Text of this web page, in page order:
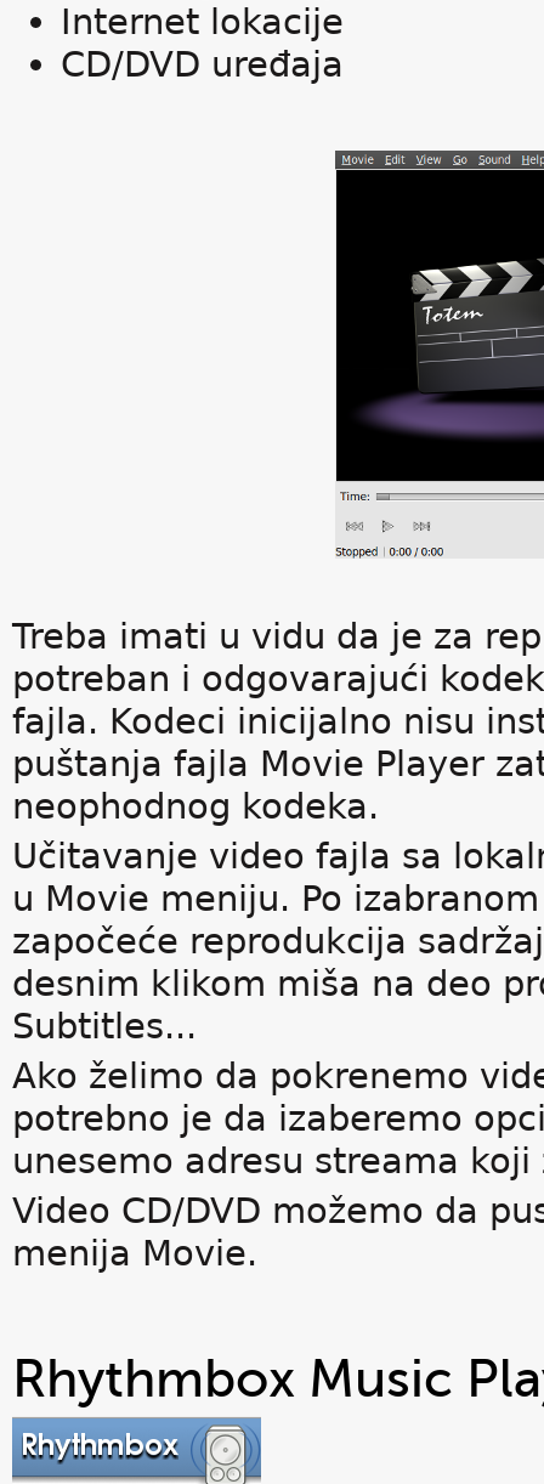
Internet lokacije
CD/DVD uređaja
Treba imati u vidu da je za
potreban i odgovarajući
fajla. Kodeci inicijalno nisu
puštanja fajla Movie Player
neophodnog kodeka.
Učitavanje video fajla sa
u Movie meniju. Po
započeće reprodukcija
desnim klikom miša na deo
Subtitles...
Ako želimo da pokrenemo
potrebno je da izaberemo
unesemo adresu streama
Video CD/DVD možemo da
menija Movie.
Rhythmbox Music